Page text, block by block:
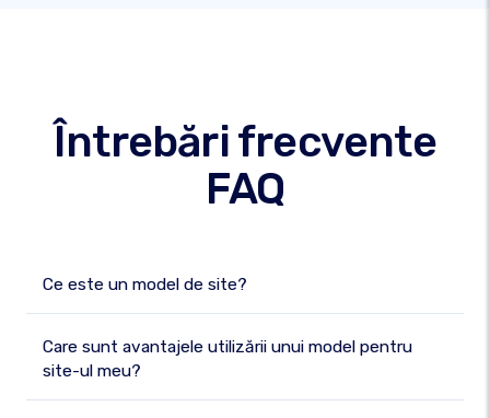
Întrebări frecvente
FAQ
Ce este un model de site?
Care sunt avantajele utilizării unui model pentru
site-ul meu?